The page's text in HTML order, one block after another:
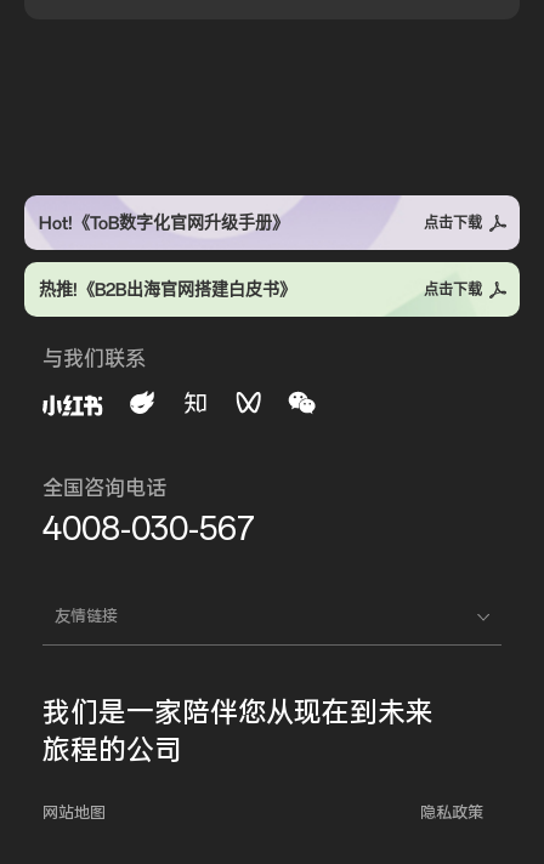
Hot!《ToB数字化官网升级手册》 点击下载
热推!《B2B出海官网搭建白皮书》 点击下载
与我们联系
全国咨询电话
4008-030-567
友情链接
我们是一家陪伴您从现在到未来
旅程的公司
网站地图 隐私政策